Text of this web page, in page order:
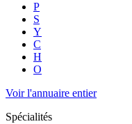
P
S
Y
C
H
O
Voir l'annuaire entier
Spécialités